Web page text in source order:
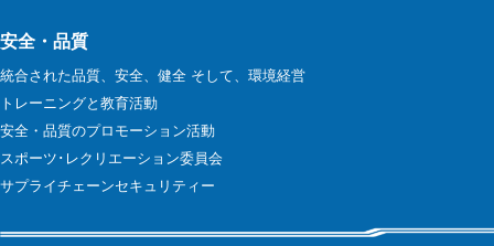
安全・品質
統合された品質、安全、健全 そして、環境経営
トレーニングと教育活動
安全・品質のプロモーション活動
スポーツ･レクリエーション委員会
サプライチェーンセキュリティー